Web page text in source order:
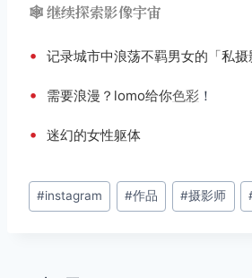
🕸️ 继续探索影像宇宙
• 记录城市中浪荡不羁男女的「私摄
• 需要浪漫？lomo给你色彩 ！
• 迷幻的女性躯体
文
章
#instagram #作品 #摄影师